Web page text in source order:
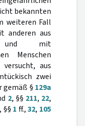
bekannten
weiteren Fall
anderen aus
und mit
Menschen
aus
zwei
gemäß § 129a
2, §§ 211, 22,
§§ 1 ff.,32, 105